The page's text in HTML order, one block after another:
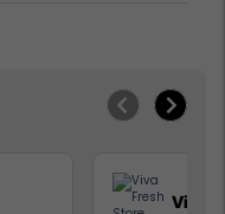
Viva